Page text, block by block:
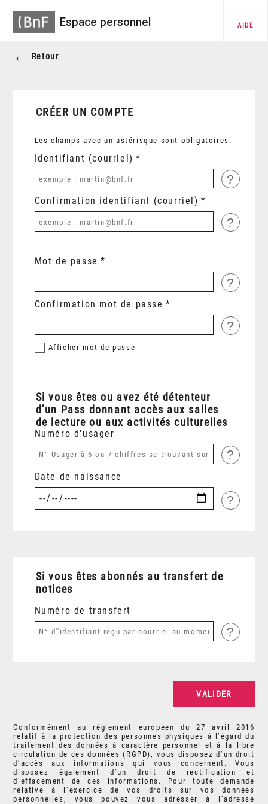
Espace personnel AIDE
Retour
CRÉER UN COMPTE
Les champs avec un astérisque sont obligatoires.
Identifiant (courriel)
?
Confirmation identifiant (courriel)
?
Mot de passe
?
Confirmation mot de passe
?
Afficher mot de passe
Si vous êtes ou avez été détenteur
d'un Pass donnant accès aux salles
de lecture ou aux activités culturelles
Numéro d'usager
?
Date de naissance
?
Si vous êtes abonnés au transfert de
notices
Numéro de transfert
?
Conformément au règlement européen du 27 avril 2016
relatif à la protection des personnes physiques à l’égard du
traitement des données à caractère personnel et à la libre
circulation de ces données (RGPD), vous disposez d’un droit
d’accès aux informations qui vous concernent. Vous
disposez également d’un droit de rectification et
d’effacement de ces informations. Pour toute demande
relative à l’exercice de vos droits sur vos données
personnelles, vous pouvez vous adresser à l’adresse